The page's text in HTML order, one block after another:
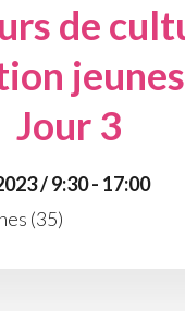
de
Jour 3
/ 9:30 - 17:00
(35)